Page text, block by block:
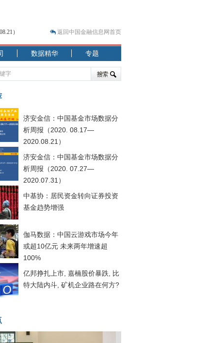
）
失衡藏
返回中国金融信息网首页
数据精华 专题
济安金信：中国基金市场数据分
析周报（2020. 08.17—
2020.08.21）
济安金信：中国基金市场数据分
析周报（2020. 07.27—
2020.07.31）
中基协：居民资金转向证券投资
基金趋势增强
伽马数据：中国云游戏市场今年
或超10亿元 未来两年增速超
100%
亿邦挣扎上市, 嘉楠股价暴跌, 比
特大陆内斗, 矿机企业路在何方?